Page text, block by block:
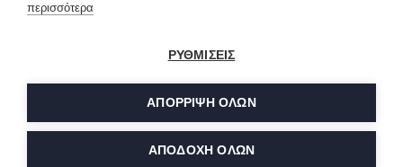
© Copyright 2023. All Rights Reserved by Maintech.
English(Αγγλικά) Ελληνικά
περισσότερα
ΡΥΘΜΙΣΕΙΣ
ΑΠΌΡΡΙΨΗ ΌΛΩΝ
ΑΠΟΔΟΧΗ ΟΛΩΝ